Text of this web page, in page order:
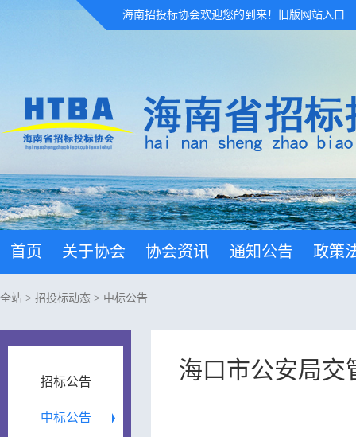
海南招投标协会欢迎您的到来！ 旧版网站入口
首页 关于协会 协会资讯 通知公告 政策
全站 > 招投标动态 > 中标公告
招标公告
中标公告
海口市公安局交